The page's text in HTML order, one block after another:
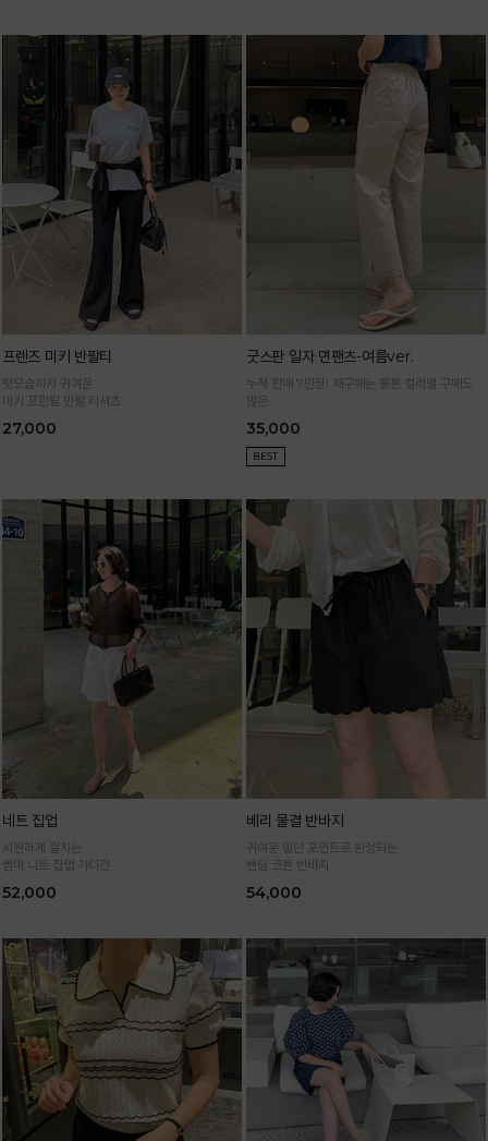
프렌즈 미키 반팔티
뒷모습까지 귀여운
미키 프린팅 반팔 티셔츠
27,000
굿스판 일자 면팬츠-여름ver.
누적 판매 7만장! 재구매는 물론 컬러별 구매도
많은
35,000
네트 집업
시원하게 걸치는
썸머 니트 집업 가디건
52,000
베리 물결 반바지
귀여운 밑단 포인트로 완성되는
밴딩 코튼 반바지
54,000